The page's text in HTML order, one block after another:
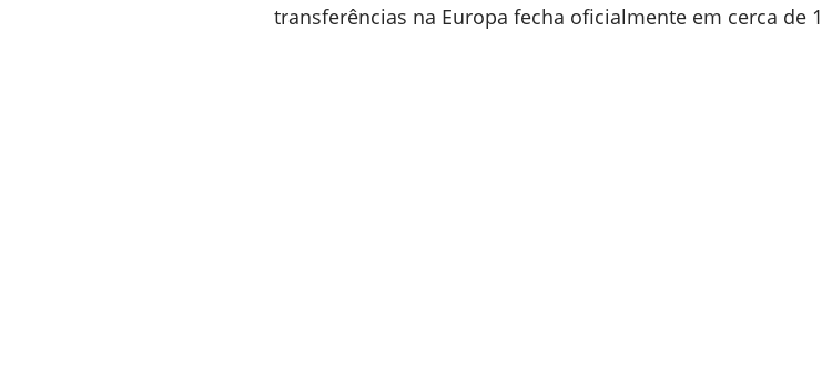
transferências na Europa fecha oficialmente em cerca de